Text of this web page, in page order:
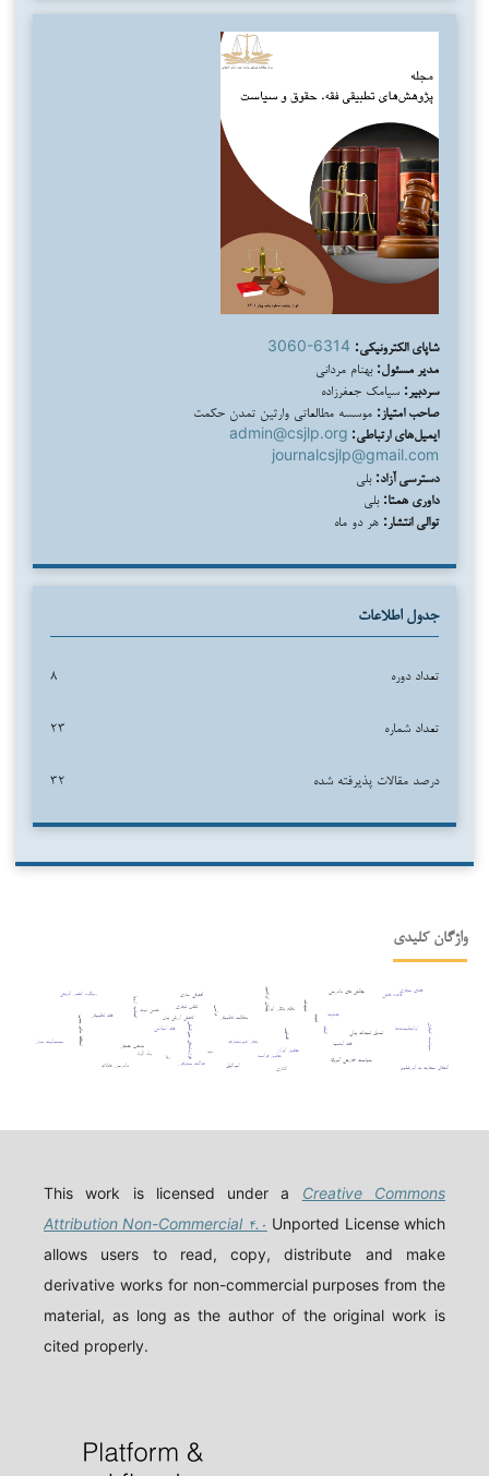
شاپای الکترونیکی: 3060-6314
مدیر مسئول: بهنام مردانی
سردبیر: سیامک جعفرزاده
صاحب امتیاز: موسسه مطالعاتی وارثین تمدن حکمت
ایمیل‌های ارتباطی: admin@csjlp.org
journalcsjlp@gmail.com
دسترسی آزاد: بلی
داوری همتا: بلی
توالی انتشار: هر دو ماه
جدول اطلاعات
تعداد دوره ۸
تعداد شماره ۲۳
درصد مقالات پذیرفته شده ۳۲
واژگان کلیدی
ثبوت
اثبات
تعهدات
حقوق ایران
حقوق فرانسه
مطالعه تطبیقی
رفتار غیرمتعارف
تقلب تجاری
قراردادهای بین‌المللی
حسن نیت اتحادیه اروپا کاهش ارزش پول
نظام بانکی ایران
فقه اسلامی
ربا
تعدیل تعهدات پولی
عدالت معاوضی
دیه
قصاص
ولد الزنا
فقه امامیه مذهب حنفی
جنایت فقه تطبیقی
اوانجلیست‌ها
سیاست خارجی آمریکا
ترامپ
اسرائیل انتقال سفارت به اورشلیم
پیمان ابراهیم افترقی سازی
دادرسی عادلانه
چالش های دادرسی
سیاست کیفری
اتانازی
قاعده فقهی
اسقاط مالم یجب
رویکرد کشور اتریش
مسئولیت مدنی
فضای مجازی
This work is licensed under a Creative Commons
Attribution Non-Commercial ۴.۰ Unported License which
allows users to read, copy, distribute and make
derivative works for non-commercial purposes from the
material, as long as the author of the original work is
cited properly.